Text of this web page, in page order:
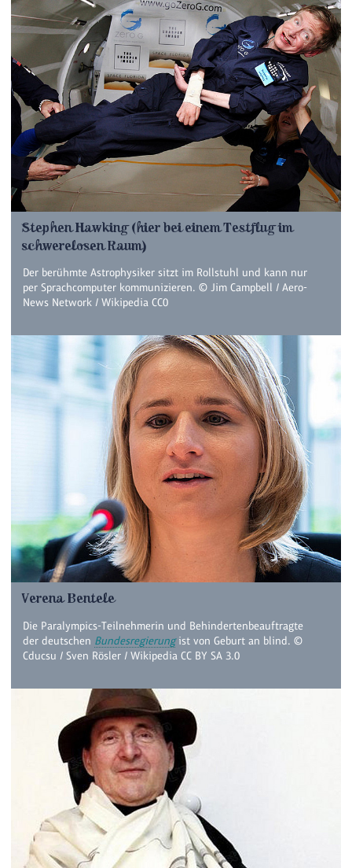
Stephen Hawking (hier bei einem Testflug im
schwerelosen Raum)
Der berühmte Astrophysiker sitzt im Rollstuhl und kann nur
per Sprachcomputer kommunizieren. © Jim Campbell / Aero-
News Network / Wikipedia CC0
Verena Bentele
Die Paralympics-Teilnehmerin und Behindertenbeauftragte
der deutschen Bundesregierungist von Geburt an blind. ©
Cducsu / Sven Rösler / Wikipedia CC BY SA 3.0